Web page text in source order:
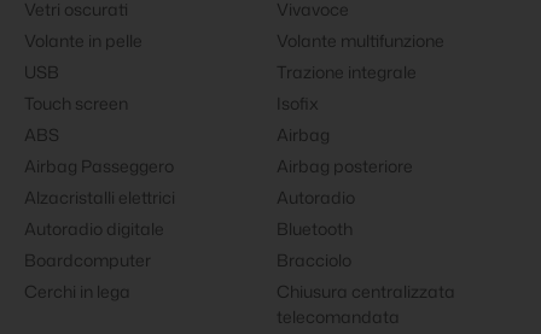
Vetri oscurati
Vivavoce
Volante in pelle
Volante multifunzione
USB
Trazione integrale
Touch screen
Isofix
ABS
Airbag
Airbag Passeggero
Airbag posteriore
Alzacristalli elettrici
Autoradio
Autoradio digitale
Bluetooth
Boardcomputer
Bracciolo
Cerchi in lega
Chiusura centralizzata
telecomandata